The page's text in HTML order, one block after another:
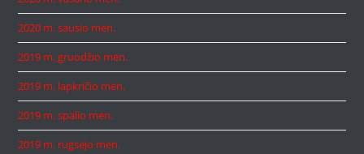
2020 m. sausio mėn.
2019 m. gruodžio mėn.
2019 m. lapkričio mėn.
2019 m. spalio mėn.
2019 m. rugsėjo mėn.